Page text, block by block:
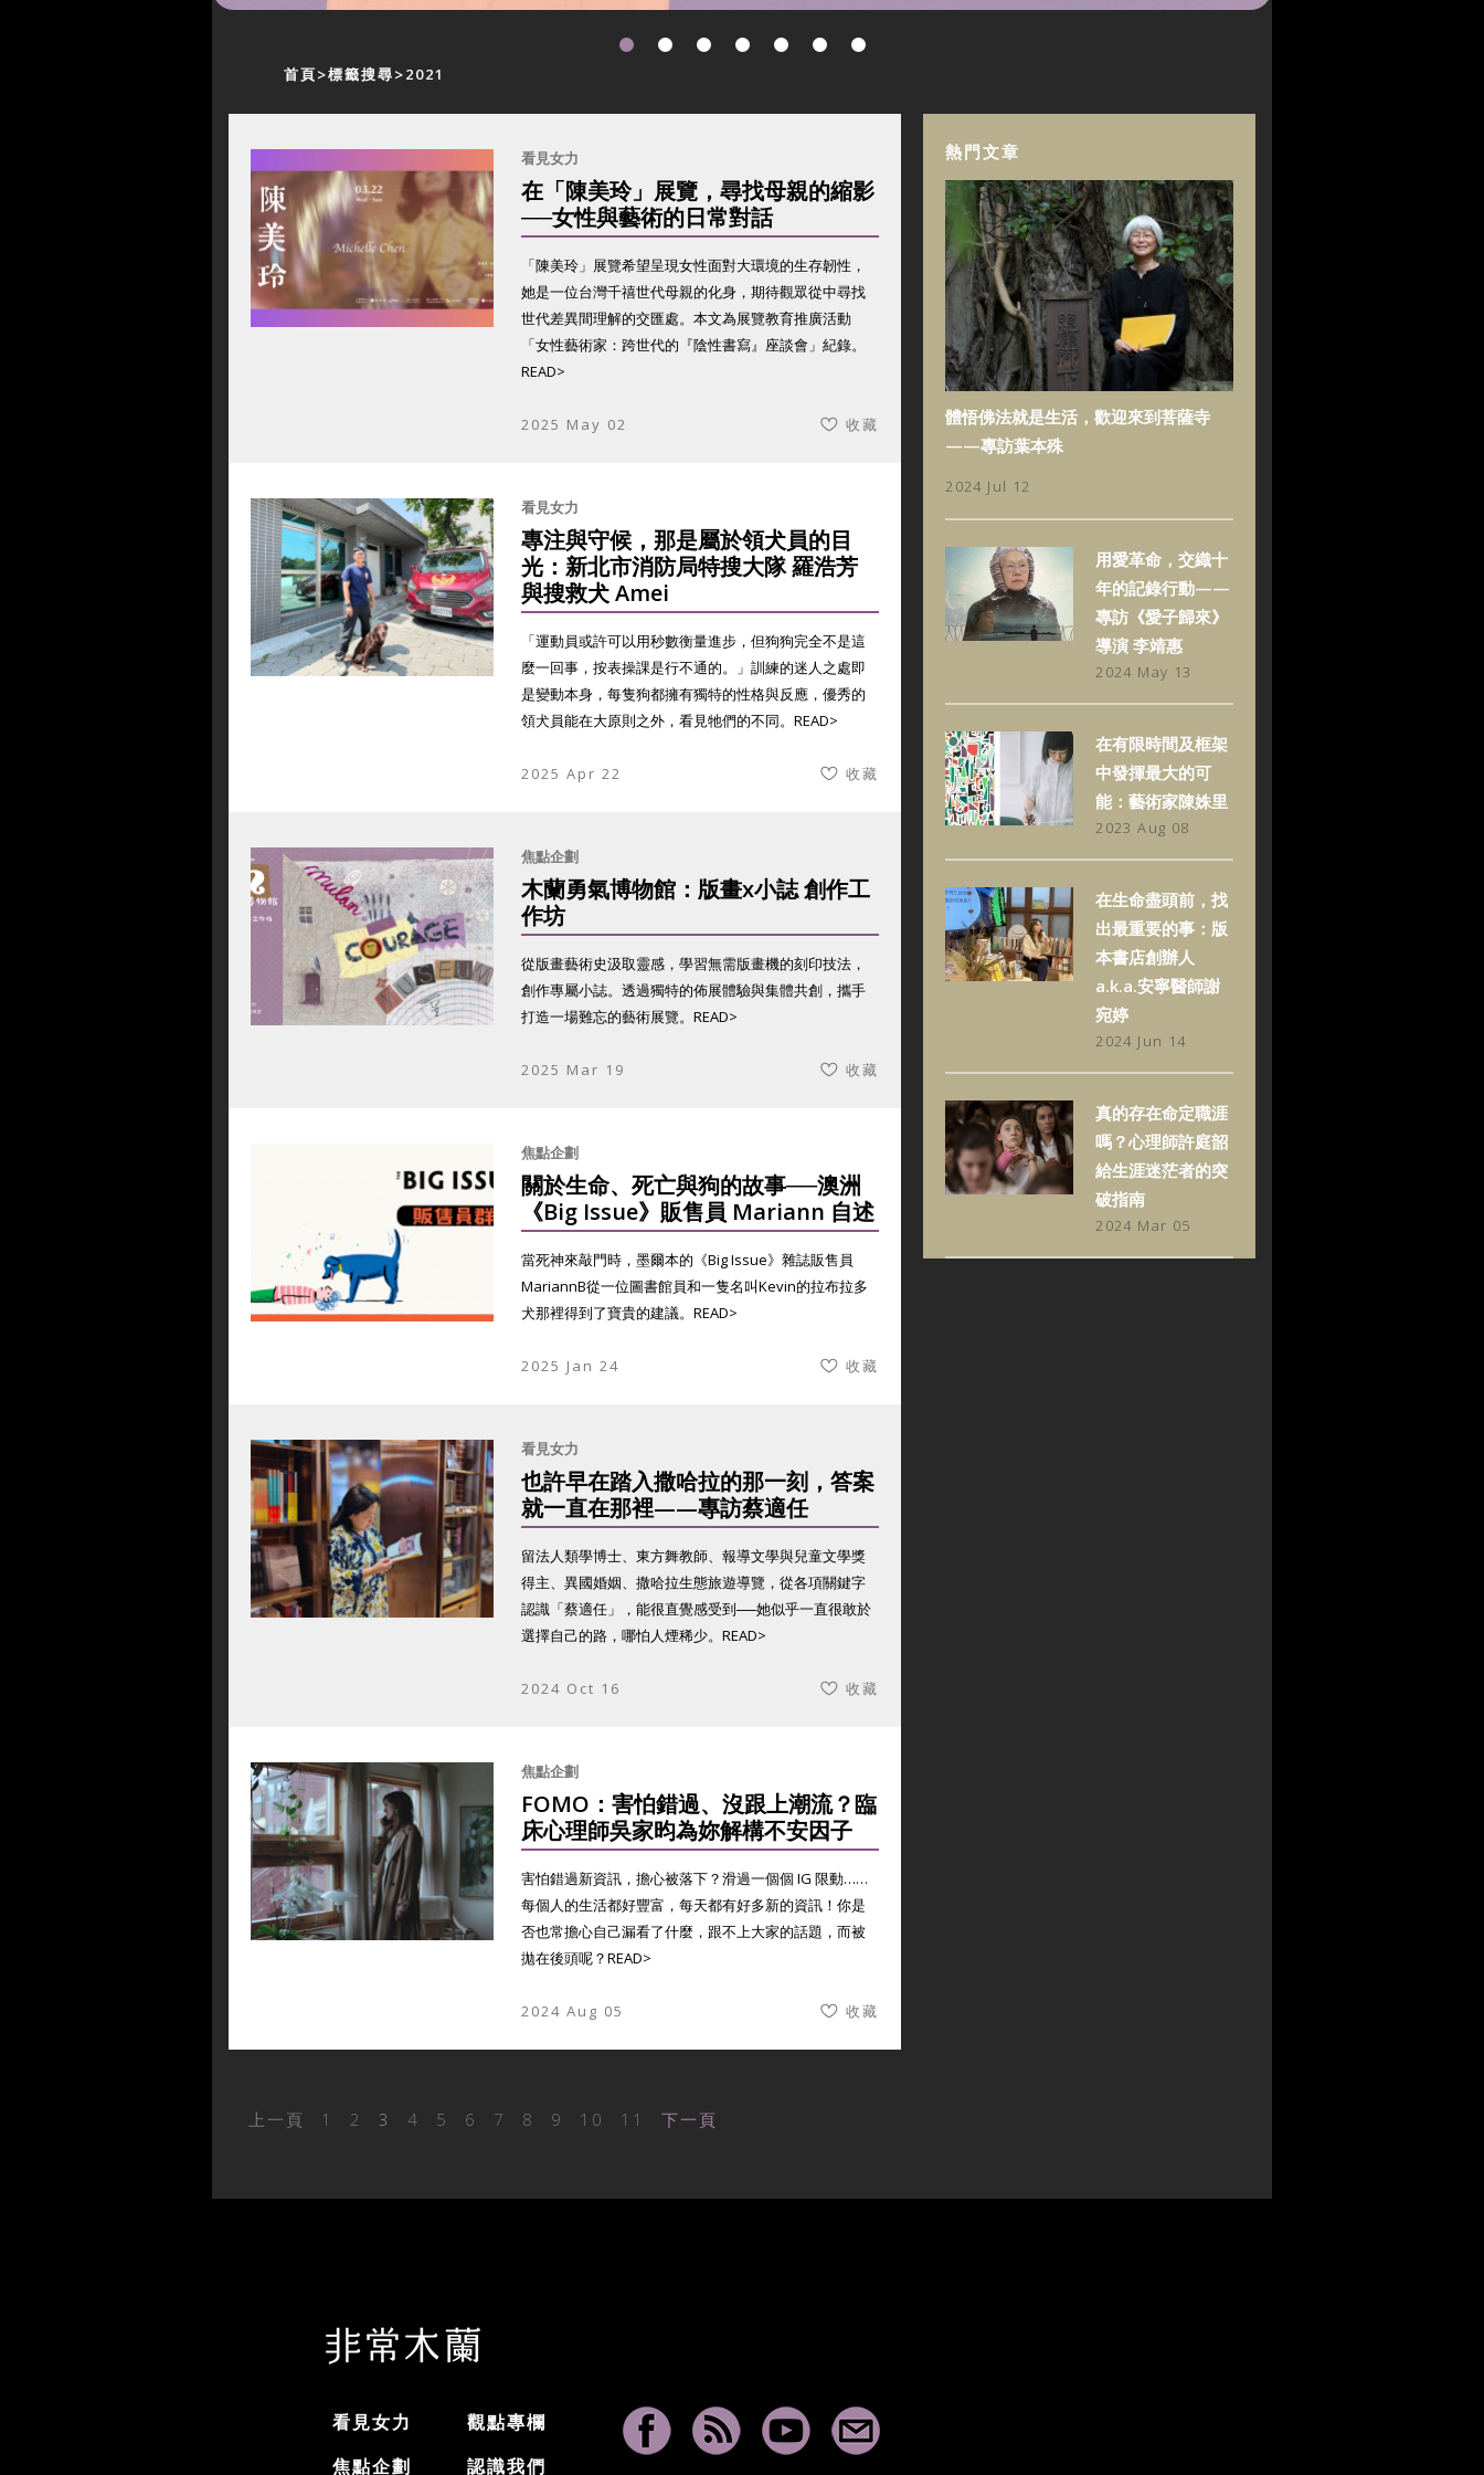
首頁 標籤搜尋 2021
看見女力
在「陳美玲」展覽，尋找母親的縮影
──女性與藝術的日常對話
「陳美玲」展覽希望呈現女性面對大環境的生存韌性，
她是一位台灣千禧世代母親的化身，期待觀眾從中尋找
世代差異間理解的交匯處。本文為展覽教育推廣活動
「女性藝術家：跨世代的『陰性書寫』座談會」紀錄。
READ>
2025 May 02 收藏
看見女力
專注與守候，那是屬於領犬員的目
光：新北市消防局特搜大隊 羅浩芳
與搜救犬 Amei
「運動員或許可以用秒數衡量進步，但狗狗完全不是這
麼一回事，按表操課是行不通的。」訓練的迷人之處即
是變動本身，每隻狗都擁有獨特的性格與反應，優秀的
領犬員能在大原則之外，看見牠們的不同。 READ>
2025 Apr 22 收藏
焦點企劃
木蘭勇氣博物館：版畫x小誌 創作工
作坊
從版畫藝術史汲取靈感，學習無需版畫機的刻印技法，
創作專屬小誌。透過獨特的佈展體驗與集體共創，攜手
打造一場難忘的藝術展覽。 READ>
2025 Mar 19 收藏
焦點企劃
關於生命、死亡與狗的故事──澳洲
《Big Issue》販售員 Mariann 自述
當死神來敲門時，墨爾本的《Big Issue》雜誌販售員
MariannB從一位圖書館員和一隻名叫Kevin的拉布拉多
犬那裡得到了寶貴的建議。 READ>
2025 Jan 24 收藏
看見女力
也許早在踏入撒哈拉的那一刻，答案
就一直在那裡——專訪蔡適任
留法人類學博士、東方舞教師、報導文學與兒童文學獎
得主、異國婚姻、撒哈拉生態旅遊導覽，從各項關鍵字
認識「蔡適任」，能很直覺感受到──她似乎一直很敢於
選擇自己的路，哪怕人煙稀少。 READ>
2024 Oct 16 收藏
焦點企劃
FOMO：害怕錯過、沒跟上潮流？臨
床心理師吳家昀為妳解構不安因子
害怕錯過新資訊，擔心被落下？滑過一個個 IG 限動……
每個人的生活都好豐富，每天都有好多新的資訊！你是
否也常擔心自己漏看了什麼，跟不上大家的話題，而被
拋在後頭呢？READ>
2024 Aug 05 收藏
上一頁 1 2 3 4 5 6 7 8 9 10 11 下一頁
熱門文章
體悟佛法就是生活，歡迎來到菩薩寺
——專訪葉本殊
2024 Jul 12
用愛革命，交織十
年的記錄行動——
專訪《愛子歸來》
導演 李靖惠
2024 May 13
在有限時間及框架
中發揮最大的可
能：藝術家陳姝里
2023 Aug 08
在生命盡頭前，找
出最重要的事：版
本書店創辦人
a.k.a.安寧醫師謝
宛婷
2024 Jun 14
真的存在命定職涯
嗎？心理師許庭韶
給生涯迷茫者的突
破指南
2024 Mar 05
看見女力
觀點專欄
焦點企劃
認識我們